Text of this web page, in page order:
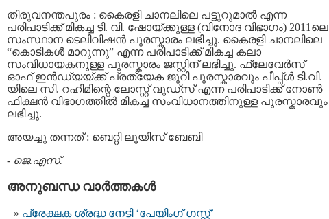
തിരുവനന്തപുരം : കൈരളി ചാനലിലെ പട്ടുറുമാൽ എന്ന
പരിപാടിക്ക് മികച്ച ടി. വി. ഷോയ്ക്കുള്ള (വിനോദ വിഭാഗം) 2011ലെ
സംസ്ഥാന ടെലിവിഷൻ പുരസ്കാരം ലഭിച്ചു. കൈരളി ചാനലിലെ
“കൊടികൾ മാറുന്നു” എന്ന പരിപാടിക്ക് മികച്ച കലാ
സംവിധായകനുള്ള പുരസ്കാരം ജസ്റ്റിന് ലഭിച്ചു. ഫ്ലേവേർസ്
ഓഫ് ഇൻഡ്യയ്ക്ക് പ്രത്യേക ജൂറി പുരസ്കാരവും പീപ്പ്ൾ ടി.വി.
യിലെ സി. റഹിമിന്റെ ലോസ്റ്റ് വുഡ്സ് എന്ന പരിപാടിക്ക് നോൺ
ഫിക്ഷൻ വിഭാഗത്തിൽ മികച്ച സംവിധാനത്തിനുള്ള പുരസ്കാരവും
ലഭിച്ചു.
അയച്ചു തന്നത് : ബെറ്റി ലൂയിസ് ബേബി
- ജെ.എസ്.
അനുബന്ധ വാര്‍ത്തകള്‍
പ്രേക്ഷക ശ്രദ്ധ നേടി ‘പേയിംഗ് ഗസ്റ്റ്’